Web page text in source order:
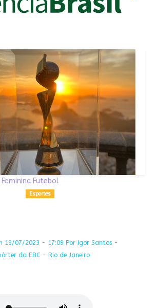
Futebol
Esportes
19/07/2023 - 17:09 Por Igor Santos -
da EBC - Rio de Janeiro